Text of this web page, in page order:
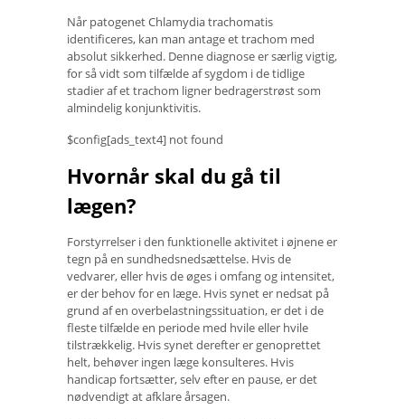
Når patogenet Chlamydia trachomatis
identificeres, kan man antage et trachom med
absolut sikkerhed. Denne diagnose er særlig vigtig,
for så vidt som tilfælde af sygdom i de tidlige
stadier af et trachom ligner bedragerstrøst som
almindelig konjunktivitis.
$config[ads_text4] not found
Hvornår skal du gå til
lægen?
Forstyrrelser i den funktionelle aktivitet i øjnene er
tegn på en sundhedsnedsættelse. Hvis de
vedvarer, eller hvis de øges i omfang og intensitet,
er der behov for en læge. Hvis synet er nedsat på
grund af en overbelastningssituation, er det i de
fleste tilfælde en periode med hvile eller hvile
tilstrækkelig. Hvis synet derefter er genoprettet
helt, behøver ingen læge konsulteres. Hvis
handicap fortsætter, selv efter en pause, er det
nødvendigt at afklare årsagen.